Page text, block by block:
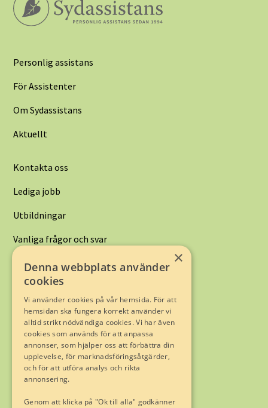
Personlig assistans
För Assistenter
Om Sydassistans
Aktuellt
Kontakta oss
Lediga jobb
Utbildningar
Vanliga frågor och svar
Kontakta oss:
Limhamnsvägen 128
216 12 Limhamn
Telefon040-16 05 00
E-post:info@sydassistans.se
Trygghet genom Fremia
×
Denna webbplats använder
cookies
Vi använder cookies på vår hemsida. För att
hemsidan ska fungera korrekt använder vi
alltid strikt nödvändiga cookies. Vi har även
cookies som används för att anpassa
annonser, som hjälper oss att förbättra din
upplevelse, för marknadsföringsåtgärder,
och för att utföra analys och rikta
annonsering.
Genom att klicka på "Ok till alla" godkänner